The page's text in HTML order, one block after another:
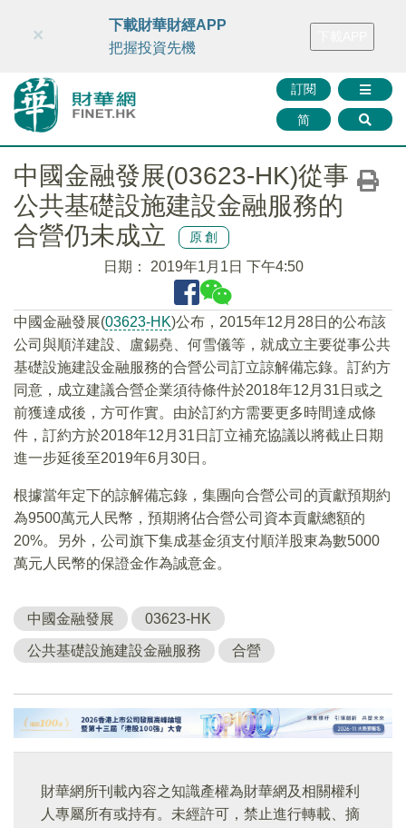
財華智庫網 FINTV FINMETA 財華證券 媒體矩陣
訂閱
简
×
下載財華財經APP
把握投資先機
中國金融發展(03623-HK)從事
公共基礎設施建設金融服務的
合營仍未成立
原創
日期： 2019年1月1日 下午4:50
中國金融發展(03623-HK)公布，2015年12月28日的公布該
公司與順洋建設、盧錫堯、何雪儀等，就成立主要從事公共
基礎設施建設金融服務的合營公司訂立諒解備忘錄。訂約方
同意，成立建議合營企業須待條件於2018年12月31日或之
前獲達成後，方可作實。由於訂約方需要更多時間達成條
件，訂約方於2018年12月31日訂立補充協議以將截止日期
進一步延後至2019年6月30日。
根據當年定下的諒解備忘錄，集團向合營公司的貢獻預期約
為9500萬元人民幣，預期將佔合營公司資本貢獻總額的
20%。另外，公司旗下集成基金須支付順洋股東為數5000
萬元人民幣的保證金作為誠意金。
中國金融發展 03623-HK
公共基礎設施建設金融服務 合營
財華網所刊載內容之知識產權為財華網及相關權利
人專屬所有或持有。未經許可，禁止進行轉載、摘